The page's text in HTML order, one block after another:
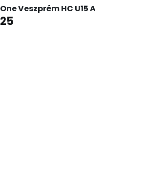
One Veszprém HC U15 A
25